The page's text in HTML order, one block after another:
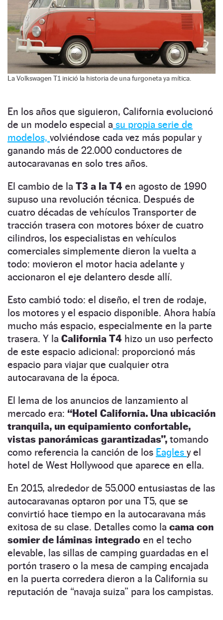
La Volkswagen T1 inició la historia de una furgoneta ya mítica.
En los años que siguieron, California evolucionó
de un modelo especial a su propia serie de
modelos, volviéndose cada vez más popular y
ganando más de 22.000 conductores de
autocaravanas en solo tres años.
El cambio de la T3 a la T4 en agosto de 1990
supuso una revolución técnica. Después de
cuatro décadas de vehículos Transporter de
tracción trasera con motores bóxer de cuatro
cilindros, los especialistas en vehículos
comerciales simplemente dieron la vuelta a
todo: movieron el motor hacia adelante y
accionaron el eje delantero desde allí.
Esto cambió todo: el diseño, el tren de rodaje,
los motores y el espacio disponible. Ahora había
mucho más espacio, especialmente en la parte
trasera. Y la California T4 hizo un uso perfecto
de este espacio adicional: proporcionó más
espacio para viajar que cualquier otra
autocaravana de la época.
El lema de los anuncios de lanzamiento al
mercado era: “Hotel California. Una ubicación
tranquila, un equipamiento confortable,
vistas panorámicas garantizadas”, tomando
como referencia la canción de los Eagles y el
hotel de West Hollywood que aparece en ella.
En 2015, alrededor de 55.000 entusiastas de las
autocaravanas optaron por una T5, que se
convirtió hace tiempo en la autocaravana más
exitosa de su clase. Detalles como la cama con
somier de láminas integrado en el techo
elevable, las sillas de camping guardadas en el
portón trasero o la mesa de camping encajada
en la puerta corredera dieron a la California su
reputación de “navaja suiza” para los campistas.